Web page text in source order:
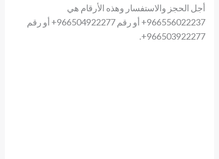
أجل الحجز والاستفسار وهذه الأرقام هي
966556022237+ أو رقم 966504922277+ أو رقم
966503922277+.